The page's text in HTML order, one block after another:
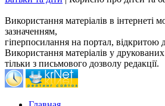
Використання матеріалів в інтернеті
зазначенням,
гіперпосилання на портал, відкритою
Використання матеріалів у
тільки з письмового дозволу редакції.